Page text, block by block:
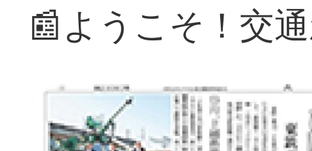
📰ようこそ！交